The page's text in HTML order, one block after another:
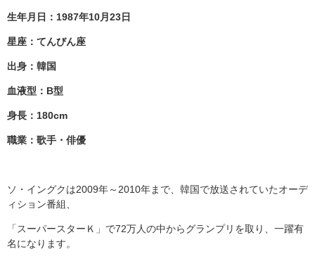
生年月日：1987年10月23日
星座：てんびん座
出身：韓国
血液型：B型
身長：180cm
職業：歌手・俳優
ソ・イングクは2009年～2010年まで、韓国で放送されていたオーデ
ィション番組、
「スーパースターＫ」で72万人の中からグランプリを取り、一躍有
名になります。